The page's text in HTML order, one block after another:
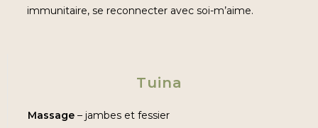
immunitaire, se reconnecter avec soi-m’aime.
Tuina
Massage – jambes et fessier